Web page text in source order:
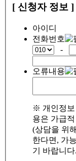
[ 신청자 정보 ]
아이디
전화번호
-
오류내용
※ 개인정보
용은 가급
(상담을 위
한다면, 가
기 바랍니